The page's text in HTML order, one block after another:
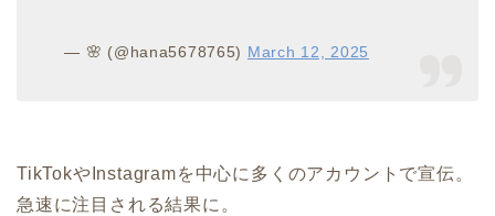
— 🌸 (@hana5678765) March 12, 2025
TikTokやInstagramを中心に多くのアカウントで宣伝。
急速に注目される結果に。